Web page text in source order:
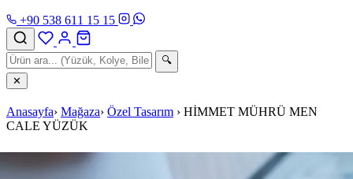
+90 538 611 15 15
🔍
✕
Anasayfa› Mağaza› Özel Tasarım › HİMMET MÜHRÜ MEN
CALE YÜZÜK